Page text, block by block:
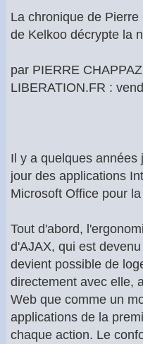
La chronique de
de Kelkoo décrypte la
par PIERRE CHAPPAZ
LIBERATION.FR :
Il y a quelques
jour des applications
Microsoft Office pour
Tout d'abord,
d'AJAX, qui est
devient possible de
directement avec elle,
Web que comme un
applications de la
chaque action. Le